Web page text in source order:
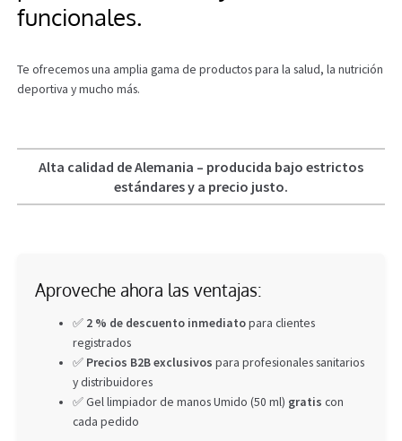
funcionales.
Te ofrecemos una amplia gama de productos para la salud, la nutrición
deportiva y mucho más.
Alta calidad de Alemania – producida bajo estrictos
estándares y a precio justo.
Aproveche ahora las ventajas:
✅ 2 % de descuento inmediatopara clientes
registrados
✅ Precios B2B exclusivos para profesionales sanitarios
y distribuidores
✅ Gel limpiador de manos Umido (50 ml) gratis con
cada pedido